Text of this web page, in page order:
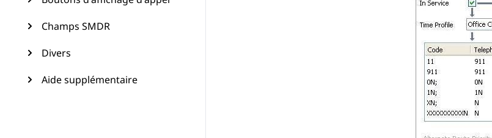
Champs SMDR
Divers
Aide supplémentaire